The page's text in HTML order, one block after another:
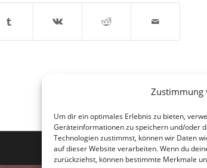
Zustimmung
Um dir ein optimales Erlebnis zu bieten,
Geräteinformationen zu speichern und/oder
Technologien zustimmst, können wir Daten
auf dieser Website verarbeiten. Wenn du
zurückziehst, können bestimmte Merkmale